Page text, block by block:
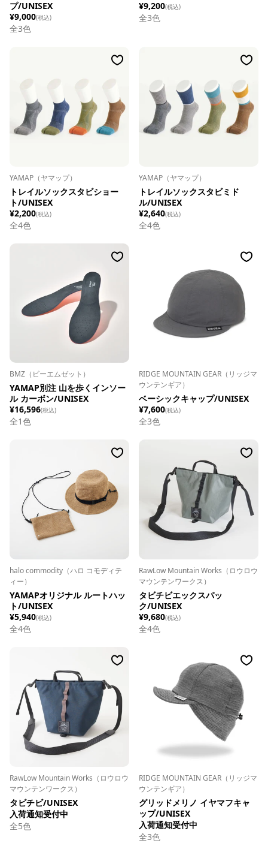
プ/UNISEX
¥9,000(税込)
全3色
¥9,200(税込)
全3色
YAMAP（ヤマップ）
トレイルソックスタビショー
ト/UNISEX
¥2,200(税込)
全4色
YAMAP（ヤマップ）
トレイルソックスタビミド
ル/UNISEX
¥2,640(税込)
全4色
BMZ（ビーエムゼット）
YAMAP別注 山を歩くインソー
ル カーボン/UNISEX
¥16,596(税込)
全1色
RIDGE MOUNTAIN GEAR（リッジマ
ウンテンギア）
ベーシックキャップ/UNISEX
¥7,600(税込)
全3色
halo commodity（ハロ コモディテ
ィー）
YAMAPオリジナル ルートハッ
ト/UNISEX
¥5,940(税込)
全4色
RawLow Mountain Works（ロウロウ
マウンテンワークス）
タビチビエックスパッ
ク/UNISEX
¥9,680(税込)
全4色
RawLow Mountain Works（ロウロウ
マウンテンワークス）
タビチビ/UNISEX
入荷通知受付中
全5色
RIDGE MOUNTAIN GEAR（リッジマ
ウンテンギア）
グリッドメリノ イヤマフキャ
ップ/UNISEX
入荷通知受付中
全3色